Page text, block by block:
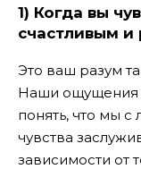
1) Когда вы
счастливым
Это ваш разум
Наши ощущения
понять, что мы
чувства
зависимости от